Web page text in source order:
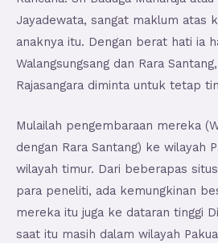
Jayadewata, sangat maklum atas
anaknya itu. Dengan berat hati ia
Walangsungsang dan Rara
Rajasangara diminta untuk tetap
Mulailah pengembaraan mereka
dengan Rara Santang) ke wilayah
wilayah timur. Dari beberapas
para peneliti, ada kemungkinan
mereka itu juga ke dataran tinggi
saat itu masih dalam wilayah